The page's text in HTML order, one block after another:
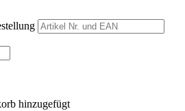
hinzugefügt